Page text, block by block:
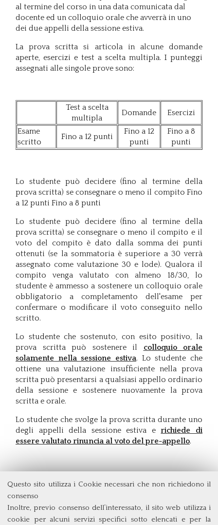
Questo sito utilizza i Cookie necessari che non richiedono il
consenso
Inoltre, previo consenso dell’interessato, il sito web utilizza i
cookie per alcuni servizi specifici sotto elencati e per la
al termine del corso in una data comunicata dal
docente ed un colloquio orale che avverrà in uno
dei due appelli della sessione estiva.
La prova scritta si articola in alcune domande
aperte, esercizi e test a scelta multipla. I punteggi
assegnati alle singole prove sono:
Test a scelta
multipla
Domande Esercizi
Esame
scritto
Fino a 12 punti
Fino a 12
punti
Fino a 8
punti
Lo studente può decidere (fino al termine della
prova scritta) se consegnare o meno il compito Fino
a 12 punti Fino a 8 punti
Lo studente può decidere (fino al termine della
prova scritta) se consegnare o meno il compito e il
voto del compito è dato dalla somma dei punti
ottenuti (se la sommatoria è superiore a 30 verrà
assegnato come valutazione 30 e lode). Qualora il
compito venga valutato con almeno 18/30, lo
studente è ammesso a sostenere un colloquio orale
obbligatorio a completamento dell'esame per
confermare o modificare il voto conseguito nello
scritto.
Lo studente che sostenuto, con esito positivo, la
prova scritta può sostenere il colloquio orale
solamente nella sessione estiva. Lo studente che
ottiene una valutazione insufficiente nella prova
scritta può presentarsi a qualsiasi appello ordinario
della sessione e sostenere nuovamente la prova
scritta e orale.
Lo studente che svolge la prova scritta durante uno
degli appelli della sessione estiva erichiede di
essere valutato rinuncia al voto del pre-appello.
Università degli Studi di Roma Tor Vergata
Via Columbia, 2